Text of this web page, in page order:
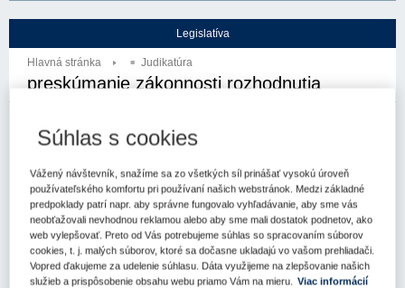
Legislatíva
Hlavná stránka Judikatúra
preskúmanie zákonnosti rozhodnutia
Autor: Najvyšší súd SR - senát
Obsah judikátu sa zobrazuje len prihlásených
užívateľom.
Odomknite si prístup k odbornému obsahu na portáli.
Prístup k obsahu portálu majú len registrovaní používatelia
portálu. Pokiaľ ste už zaregistrovaný, stačí sa prihlásiť.
Súhlas s cookies
Vážený návštevník, snažíme sa zo všetkých síl prinášať vysokú úroveň
používateľského komfortu pri používaní našich webstránok. Medzi základné
predpoklady patrí napr. aby správne fungovalo vyhľadávanie, aby sme vás
neobťažovali nevhodnou reklamou alebo aby sme mali dostatok podnetov, ako
web vylepšovať. Preto od Vás potrebujeme súhlas so spracovaním súborov
cookies, t. j. malých súborov, ktoré sa dočasne ukladajú vo vašom prehliadači.
Vopred ďakujeme za udelenie súhlasu. Dáta využijeme na zlepšovanie našich
služieb a prispôsobenie obsahu webu priamo Vám na mieru. Viac informácií